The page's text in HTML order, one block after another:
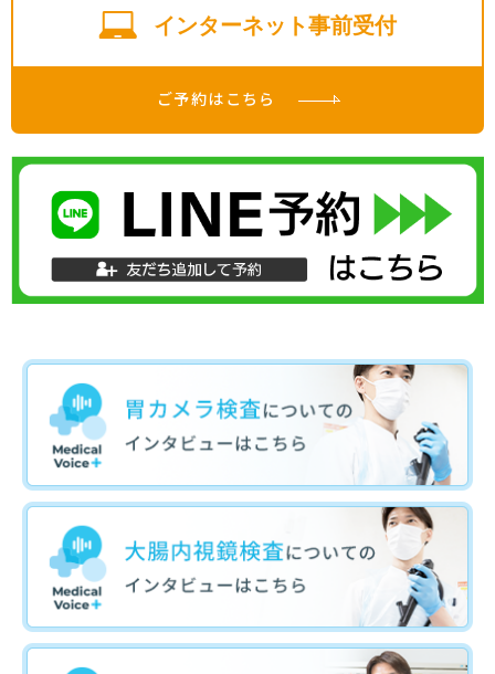
インターネット事前受付
ご予約はこちら